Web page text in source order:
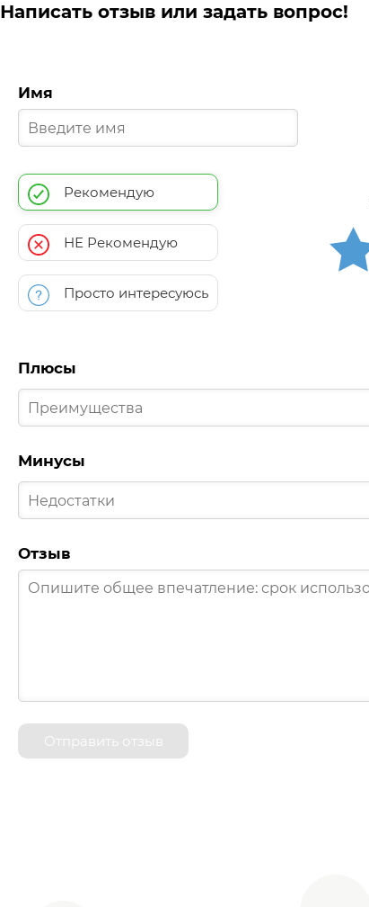
Написать отзыв или задать вопрос!
Имя
Рекомендую
НЕ Рекомендую
Просто интересуюсь
Плюсы
Минусы
Отзыв
Отправить отзыв